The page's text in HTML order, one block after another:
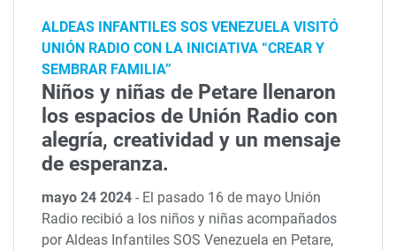
ALDEAS INFANTILES SOS VENEZUELA VISITÓ
UNIÓN RADIO CON LA INICIATIVA “CREAR Y
SEMBRAR FAMILIA”
Niños y niñas de Petare llenaron
los espacios de Unión Radio con
alegría, creatividad y un mensaje
de esperanza.
mayo 24 2024- El pasado 16 de mayo Unión
Radio recibió a los niños y niñas acompañados
por Aldeas Infantiles SOS Venezuela en Petare,